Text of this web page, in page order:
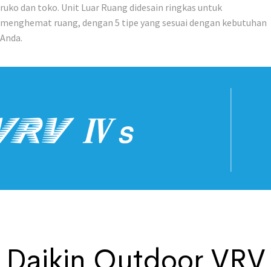
ruko dan toko. Unit Luar Ruang didesain ringkas untuk
menghemat ruang, dengan 5 tipe yang sesuai dengan kebutuhan
Anda.